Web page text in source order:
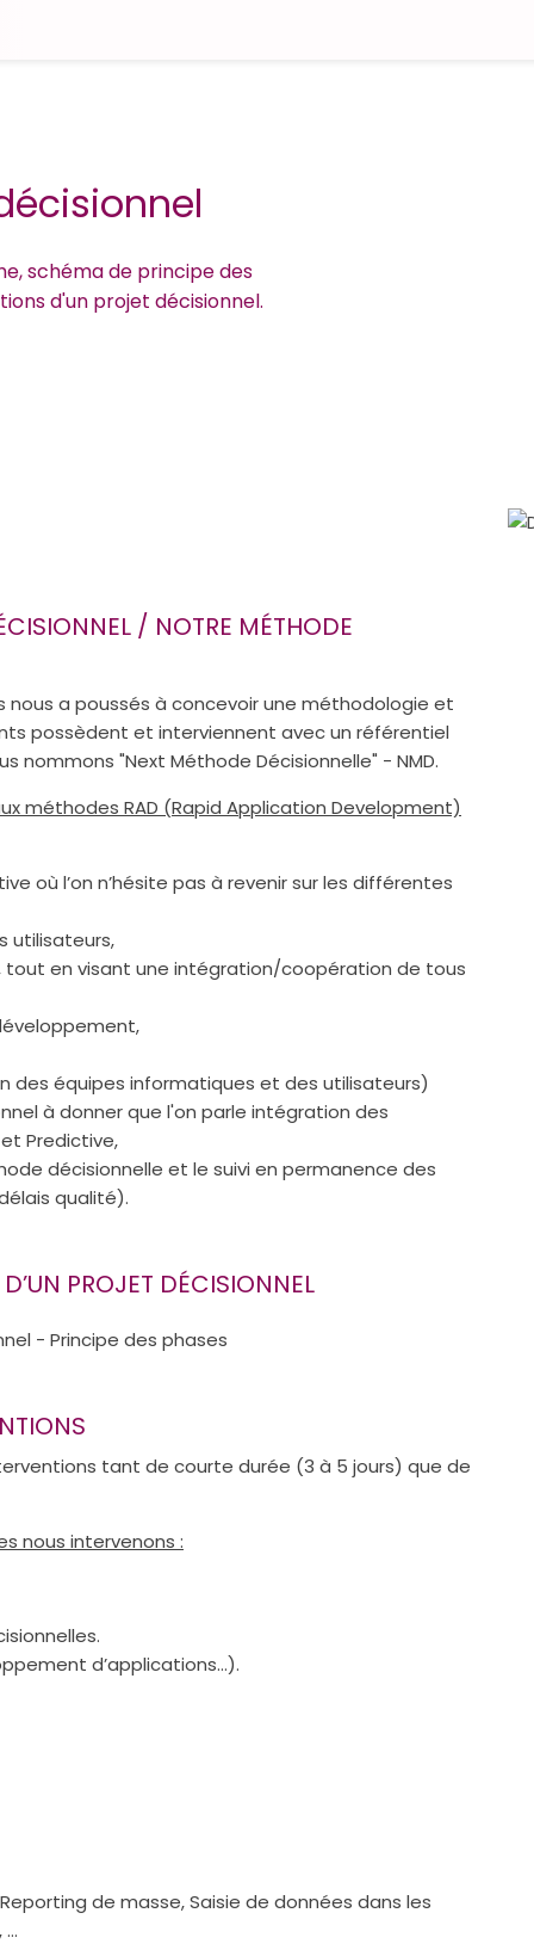
schéma de principe des
d'un projet décisionnel.
/ NOTRE MÉTHODE
a poussés à concevoir une méthodologie et
possèdent et interviennent avec un référentiel
nommons "Next Méthode Décisionnelle" - NMD.
méthodes RAD (Rapid Application Development)
où l’on n’hésite pas à revenir sur les différentes
utilisateurs,
en visant une intégration/coopération de tous
équipes informatiques et des utilisateurs)
à donner que l'on parle intégration des
Predictive,
décisionnelle et le suivi en permanence des
qualité).
PROJET DÉCISIONNEL
tant de courte durée (3 à 5 jours) que de
nous intervenons :
d’applications…).
de masse, Saisie de données dans les
…